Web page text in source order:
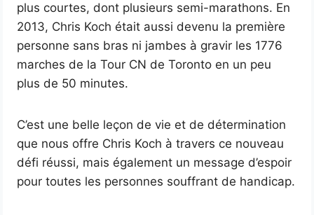
plus courtes, dont plusieurs semi-marathons. En
2013, Chris Koch était aussi devenu la première
personne sans bras ni jambes à gravir les 1776
marches de la Tour CN de Toronto en un peu
plus de 50 minutes.
C’est une belle leçon de vie et de détermination
que nous offre Chris Koch à travers ce nouveau
défi réussi, mais également un message d’espoir
pour toutes les personnes souffrant de handicap.